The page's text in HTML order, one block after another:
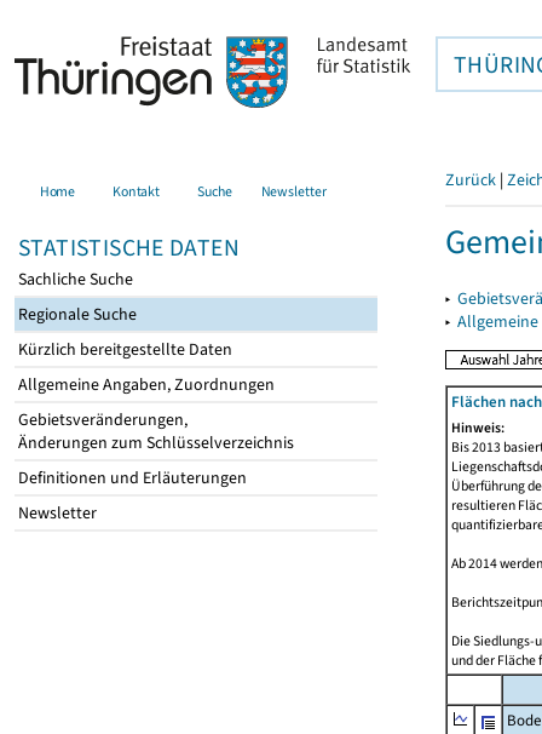
Home Kontakt Suche Newsletter
STATISTISCHE DATEN
Sachliche Suche
Regionale Suche
Kürzlich bereitgestellte Daten
Allgemeine Angaben, Zuordnungen
Gebietsveränderungen,
Änderungen zum Schlüsselverzeichnis
Definitionen und Erläuterungen
Newsletter
Zurück |
▸
▸
Flächen
Hinweis:
Bis 2013
Überführung
resultieren
Ab 2014
Die Siedlungs-
und der Fläche